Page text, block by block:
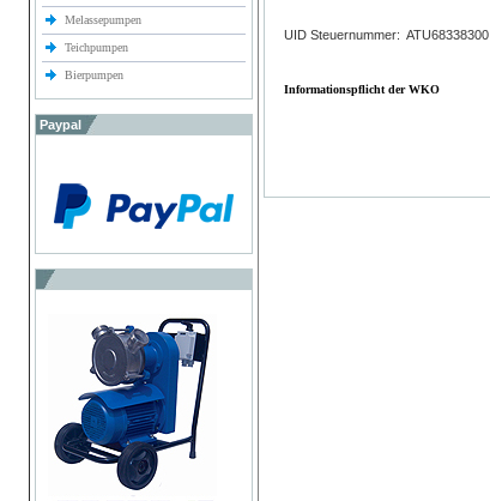
Melassepumpen
Teichpumpen
Bierpumpen
Paypal
UID Steuernummer: ATU68338300
Informationspflicht der WKO